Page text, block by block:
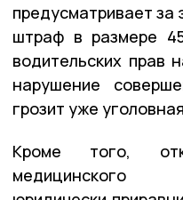
предусматривает за
штраф в размере
водительских прав
нарушение
грозит уже
Кроме того,
медицинского